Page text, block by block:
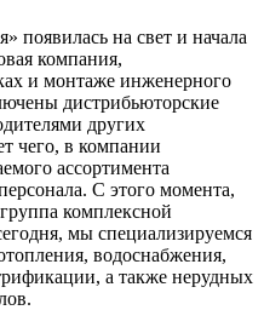
появилась на свет и начала
компания,
и монтаже инженерного
дистрибьюторские
других
чего, в компании
ассортимента
С этого момента,
комплексной
мы специализируемся
водоснабжения,
а также нерудных